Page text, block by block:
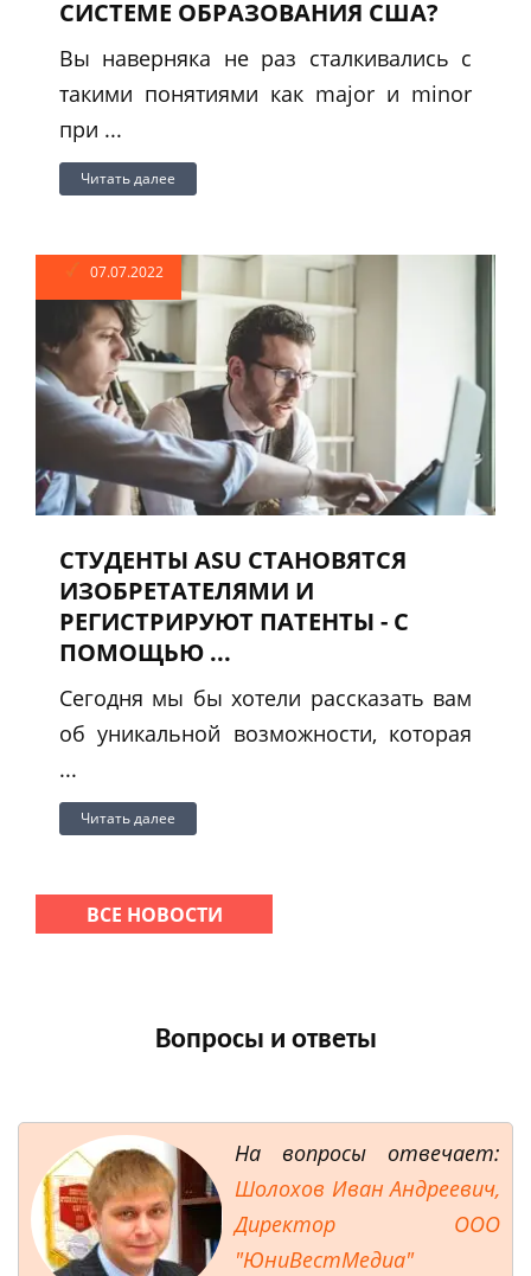
СИСТЕМЕ ОБРАЗОВАНИЯ США?
Вы наверняка не раз сталкивались с
такими понятиями как major и minor
при ...
Читать далее
07.07.2022
СТУДЕНТЫ ASU СТАНОВЯТСЯ
ИЗОБРЕТАТЕЛЯМИ И
РЕГИСТРИРУЮТ ПАТЕНТЫ - С
ПОМОЩЬЮ ...
Сегодня мы бы хотели рассказать вам
об уникальной возможности, которая
...
Читать далее
ВСЕ НОВОСТИ
Вопросы и ответы
На вопросы отвечает:
Шолохов Иван Андреевич,
Директор ООО
"ЮниВестМедиа"